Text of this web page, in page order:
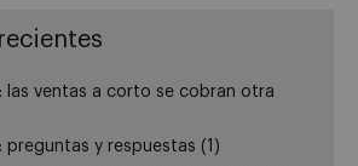
las ventas a corto se cobran otra
preguntas y respuestas (1)